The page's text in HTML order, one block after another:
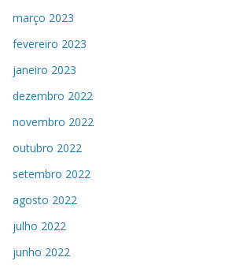
março 2023
fevereiro 2023
janeiro 2023
dezembro 2022
novembro 2022
outubro 2022
setembro 2022
agosto 2022
julho 2022
junho 2022